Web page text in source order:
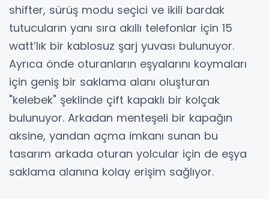
shifter, sürüş modu seçici ve ikili bardak
tutucuların yanı sıra akıllı telefonlar için 15
watt’lık bir kablosuz şarj yuvası bulunuyor.
Ayrıca önde oturanların eşyalarını koymaları
için geniş bir saklama alanı oluşturan
"kelebek" şeklinde çift kapaklı bir kolçak
bulunuyor. Arkadan menteşeli bir kapağın
aksine, yandan açma imkanı sunan bu
tasarım arkada oturan yolcular için de eşya
saklama alanına kolay erişim sağlıyor.